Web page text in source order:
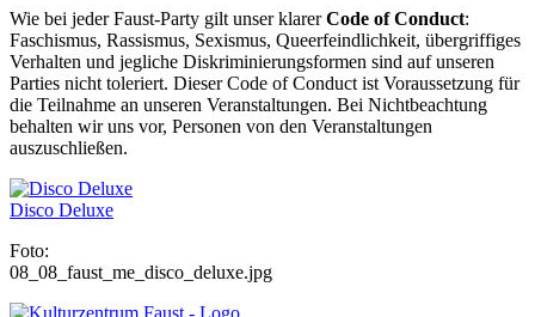
Wie bei jeder Faust-Party gilt unser klarerCode of Conduct:
Faschismus, Rassismus, Sexismus, Queerfeindlichkeit, übergriffiges
Verhalten und jegliche Diskriminierungsformen sind auf unseren
Parties nicht toleriert. Dieser Code of Conduct ist Voraussetzung für
die Teilnahme an unseren Veranstaltungen. Bei Nichtbeachtung
behalten wir uns vor, Personen von den Veranstaltungen
auszuschließen.
Disco Deluxe
Foto:
08_08_faust_me_disco_deluxe.jpg